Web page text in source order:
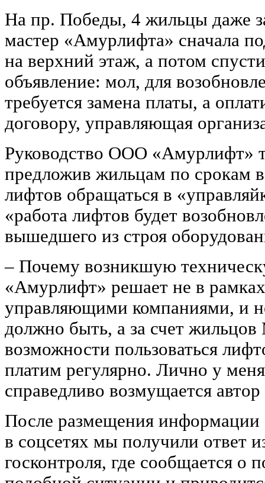
На пр. Победы, 4 жильцы даже
мастер «Амурлифта» сначала
на верхний этаж, а потом
объявление: мол, для
требуется замена платы, а
договору, управляющая
Руководство ООО «Амурлифт»
предложив жильцам по срокам
лифтов обращаться в
«работа лифтов будет
вышедшего из строя
‒ Почему возникшую
«Амурлифт» решает не в
управляющими компаниями, и
должно быть, а за счет
возможности пользоваться
платим регулярно. Лично у
справедливо возмущается
После размещения
в соцсетях мы получили ответ
госконтроля, где сообщается о